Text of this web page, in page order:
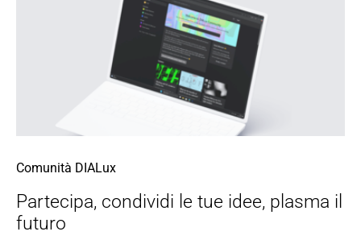
Comunità DIALux
Partecipa, condividi le tue idee, plasma il
futuro